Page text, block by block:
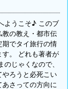
ようこそ♪ このブ
教の教え・都市伝
でタイ旅行の情
。 どれも著者が
じゃくなので、
ろうと必死こい
さっての方向に